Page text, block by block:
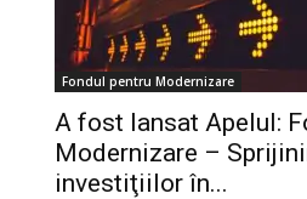
Fondul pentru Modernizare
A fost lansat Apelul:
Modernizare –
investiţiilor în...